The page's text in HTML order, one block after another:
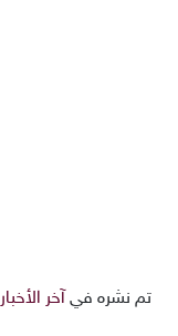
تم نشره في آخر الأخبار